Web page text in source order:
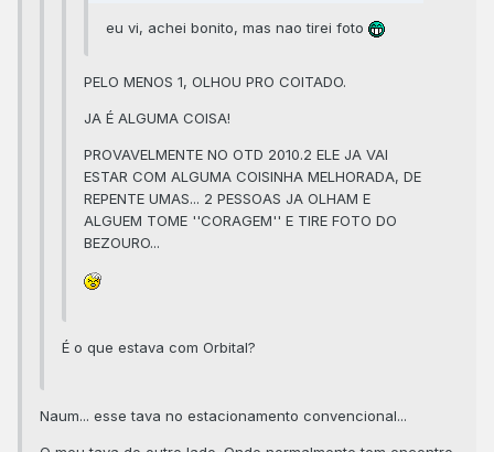
eu vi, achei bonito, mas nao tirei foto
PELO MENOS 1, OLHOU PRO COITADO.
JA É ALGUMA COISA!
PROVAVELMENTE NO OTD 2010.2 ELE JA VAI
ESTAR COM ALGUMA COISINHA MELHORADA, DE
REPENTE UMAS... 2 PESSOAS JA OLHAM E
ALGUEM TOME ''CORAGEM'' E TIRE FOTO DO
BEZOURO...
É o que estava com Orbital?
Naum... esse tava no estacionamento convencional...